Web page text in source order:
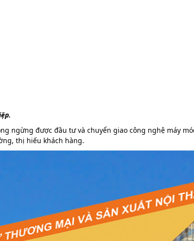
ngừng được đầu tư và chuyển giao công nghệ máy
thị hiếu khách hàng.